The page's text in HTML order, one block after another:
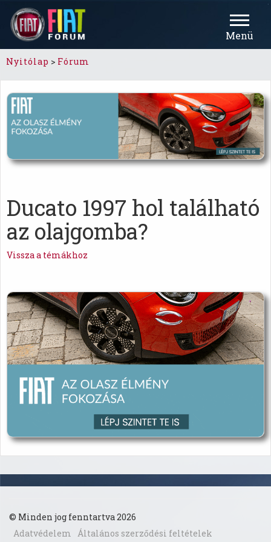
Menü
Nyitólap > Fórum
Ducato 1997 hol található
az olajgomba?
Vissza a témákhoz
© Minden jog fenntartva 2026
Adatvédelem
Általános szerződési feltételek